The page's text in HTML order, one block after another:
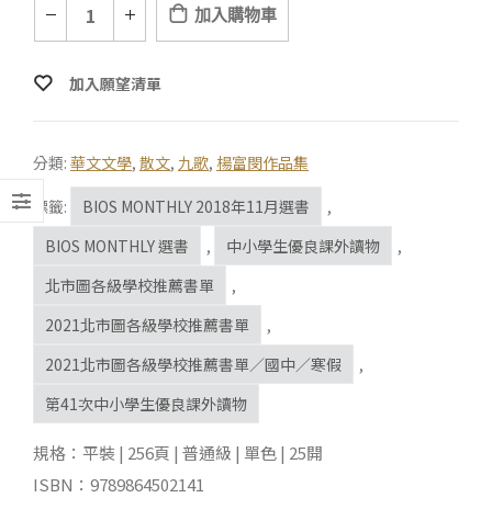
加入購物車
加入願望清單
分類: 華文文學, 散文, 九歌, 楊富閔作品集
標籤:
BIOS MONTHLY 2018年11月選書
,
BIOS MONTHLY 選書
, 中小學生優良課外讀物
,
北市圖各級學校推薦書單
,
2021北市圖各級學校推薦書單
,
2021北市圖各級學校推薦書單／國中／寒假
,
第41次中小學生優良課外讀物
規格：平裝 | 256頁 | 普通級 | 單色 | 25開
ISBN：9789864502141